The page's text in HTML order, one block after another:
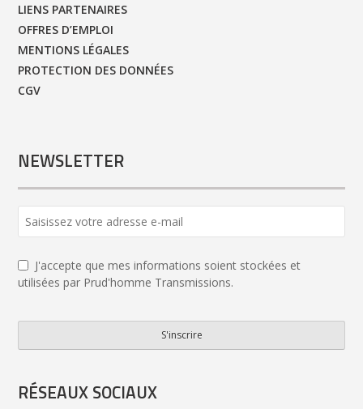
LIENS PARTENAIRES
OFFRES D’EMPLOI
MENTIONS LÉGALES
PROTECTION DES DONNÉES
CGV
NEWSLETTER
J'accepte que mes informations soient stockées et
utilisées par Prud'homme Transmissions.
S'inscrire
Name *
RÉSEAUX SOCIAUX